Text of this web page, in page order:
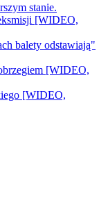
stanie.
[WIDEO,
balety odstawiają"
[WIDEO,
[WIDEO,